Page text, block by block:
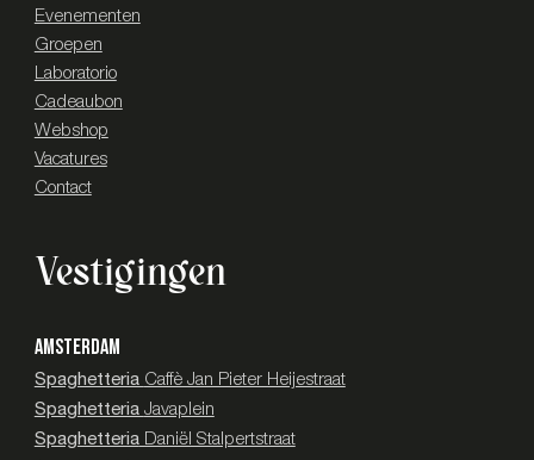
Evenementen
Groepen
Laboratorio
Cadeaubon
Webshop
Vacatures
Contact
Vestigingen
AMSTERDAM
Spaghetteria Caffè Jan Pieter Heijestraat
Spaghetteria Javaplein
SpaghetteriaDaniël Stalpertstraat